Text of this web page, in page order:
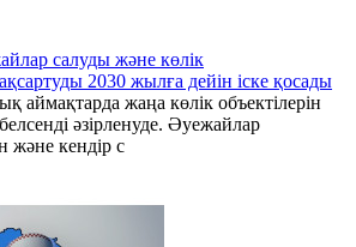
салуды және көлік
2030 жылға дейін іске қосады
аймақтарда жаңа көлік объектілерін
әзірленуде. Әуежайлар
және кендір с